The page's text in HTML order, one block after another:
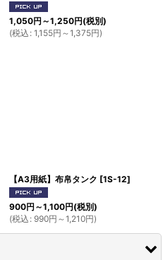
1,050円 ～1,250円(税別)
(税込 : 1,155円 ～1,375円)
【A3用紙】布帛タンク [1S-12]
900円 ～1,100円(税別)
(税込 : 990円 ～1,210円)